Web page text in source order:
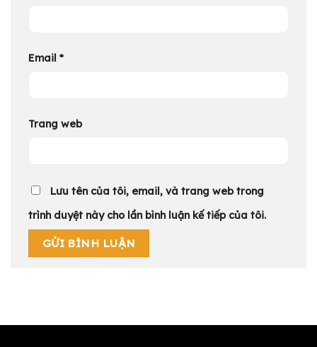
Email *
Trang web
Lưu tên của tôi, email, và trang web trong
trình duyệt này cho lần bình luận kế tiếp của tôi.